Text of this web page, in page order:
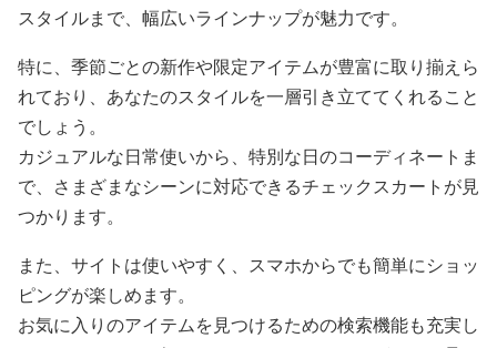
スタイルまで、幅広いラインナップが魅力です。
特に、季節ごとの新作や限定アイテムが豊富に取り揃えら
れており、あなたのスタイルを一層引き立ててくれること
でしょう。
カジュアルな日常使いから、特別な日のコーディネートま
で、さまざまなシーンに対応できるチェックスカートが見
つかります。
また、サイトは使いやすく、スマホからでも簡単にショッ
ピングが楽しめます。
お気に入りのアイテムを見つけるための検索機能も充実し